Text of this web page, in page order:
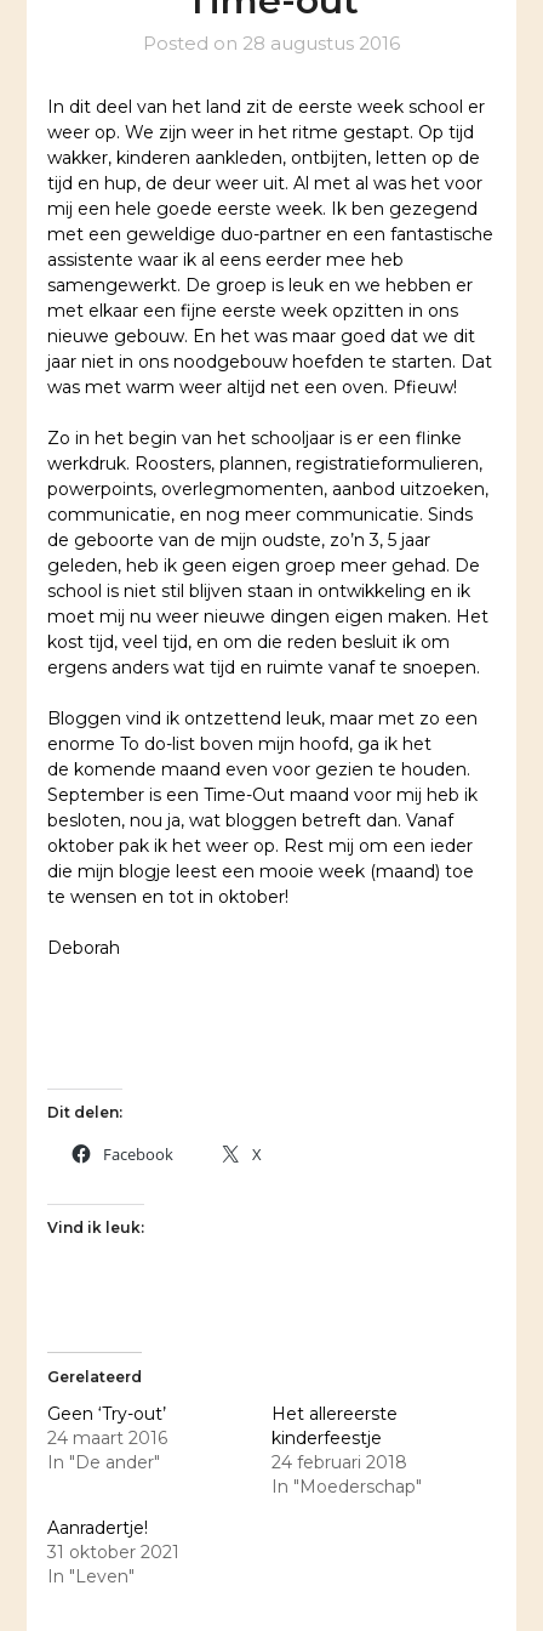
Posted on 28 augustus 2016
In dit deel van het land zit de eerste week school er
weer op. We zijn weer in het ritme gestapt. Op tijd
wakker, kinderen aankleden, ontbijten, letten op de
tijd en hup, de deur weer uit. Al met al was het voor
mij een hele goede eerste week. Ik ben gezegend
met een geweldige duo-partner en een fantastische
assistente waar ik al eens eerder mee heb
samengewerkt. De groep is leuk en we hebben er
met elkaar een fijne eerste week opzitten in ons
nieuwe gebouw. En het was maar goed dat we dit
jaar niet in ons noodgebouw hoefden te starten. Dat
was met warm weer altijd net een oven. Pfieuw!
Zo in het begin van het schooljaar is er een flinke
werkdruk. Roosters, plannen, registratieformulieren,
powerpoints, overlegmomenten, aanbod uitzoeken,
communicatie, en nog meer communicatie. Sinds
de geboorte van de mijn oudste, zo’n 3, 5 jaar
geleden, heb ik geen eigen groep meer gehad. De
school is niet stil blijven staan in ontwikkeling en ik
moet mij nu weer nieuwe dingen eigen maken. Het
kost tijd, veel tijd, en om die reden besluit ik om
ergens anders wat tijd en ruimte vanaf te snoepen.
Bloggen vind ik ontzettend leuk, maar met zo een
enorme To do-list boven mijn hoofd, ga ik het
de komende maand even voor gezien te houden.
September is een Time-Out maand voor mij heb ik
besloten, nou ja, wat bloggen betreft dan. Vanaf
oktober pak ik het weer op. Rest mij om een ieder
die mijn blogje leest een mooie week (maand) toe
te wensen en tot in oktober!
Deborah
Dit delen:
Facebook X
Vind ik leuk:
Gerelateerd
Geen ‘Try-out’
24 maart 2016
In "De ander"
Het allereerste
kinderfeestje
24 februari 2018
In "Moederschap"
Aanradertje!
31 oktober 2021
In "Leven"